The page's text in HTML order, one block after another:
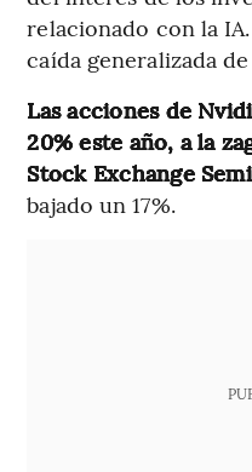
relacionado con la
caída generalizada
Las acciones de
20% este año, a la
Stock Exchange
bajado un 17%.